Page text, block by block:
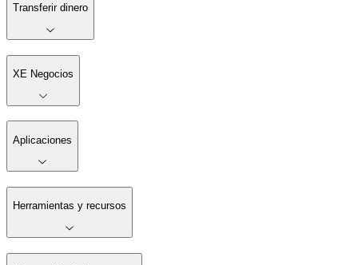
Transferir dinero
XE Negocios
Aplicaciones
Herramientas y recursos